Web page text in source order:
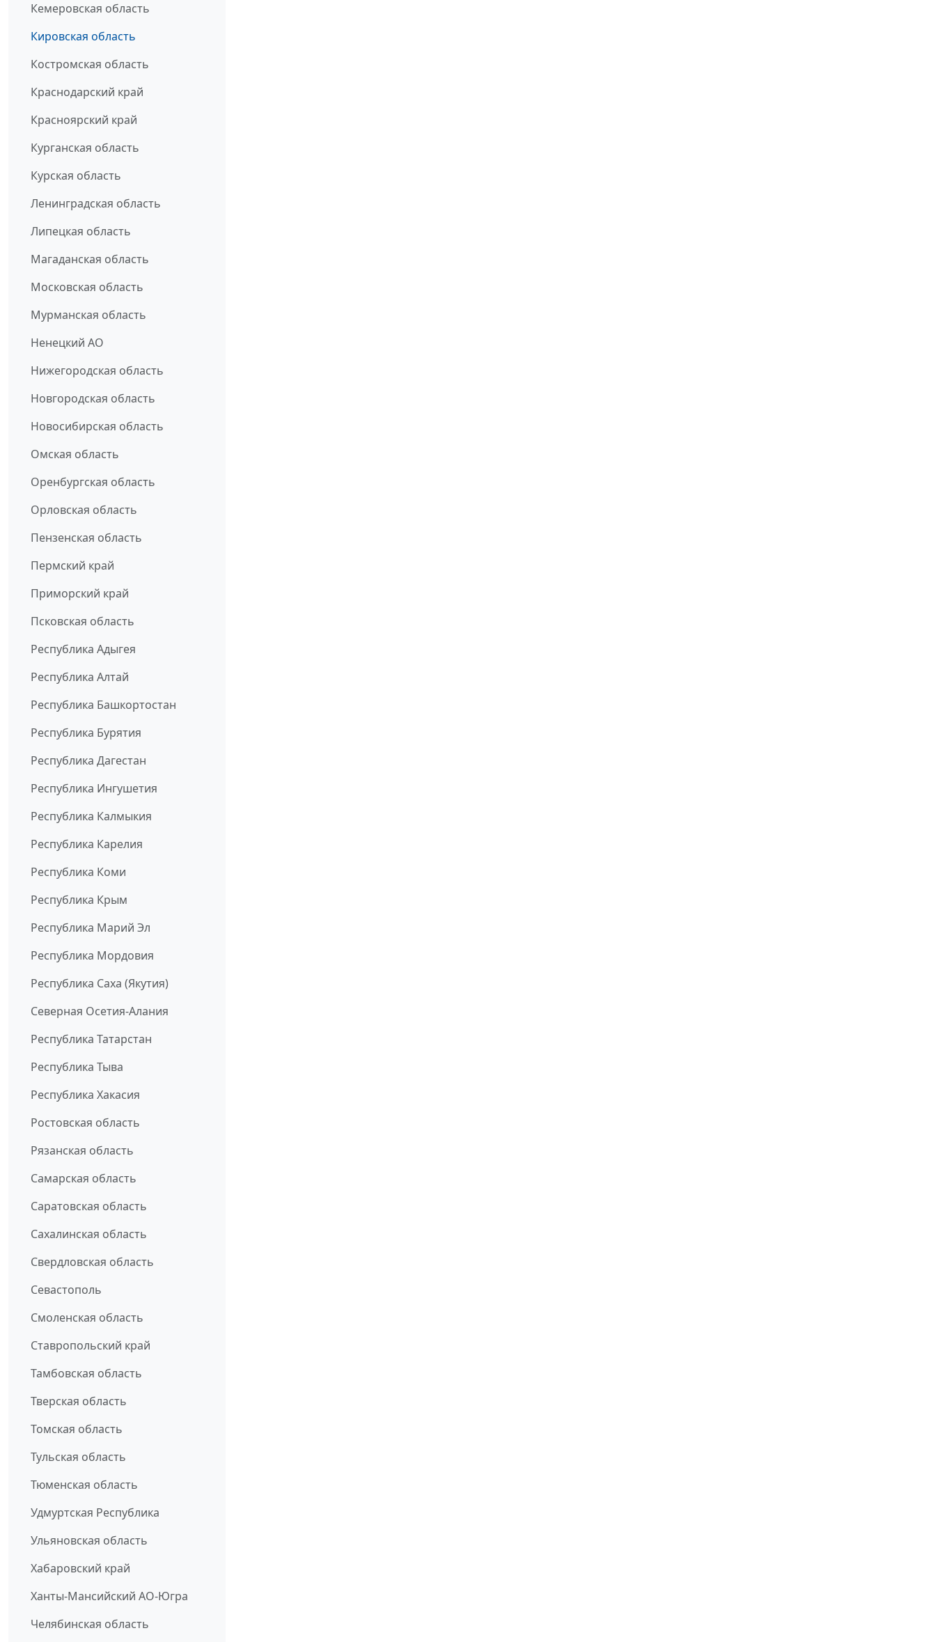
Кемеровская область
Кировская область
Костромская область
Краснодарский край
Красноярский край
Курганская область
Курская область
Ленинградская область
Липецкая область
Магаданская область
Московская область
Мурманская область
Ненецкий АО
Нижегородская область
Новгородская область
Новосибирская область
Омская область
Оренбургская область
Орловская область
Пензенская область
Пермский край
Приморский край
Псковская область
Республика Адыгея
Республика Алтай
Республика Башкортостан
Республика Бурятия
Республика Дагестан
Республика Ингушетия
Республика Калмыкия
Республика Карелия
Республика Коми
Республика Крым
Республика Марий Эл
Республика Мордовия
Республика Саха (Якутия)
Северная Осетия-Алания
Республика Татарстан
Республика Тыва
Республика Хакасия
Ростовская область
Рязанская область
Самарская область
Саратовская область
Сахалинская область
Свердловская область
Севастополь
Смоленская область
Ставропольский край
Тамбовская область
Тверская область
Томская область
Тульская область
Тюменская область
Удмуртская Республика
Ульяновская область
Хабаровский край
Ханты-Мансийский АО-Югра
Челябинская область